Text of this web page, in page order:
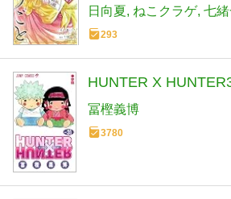
日向夏 ねこクラゲ 七
293
HUNTER X
冨樫義博
3780